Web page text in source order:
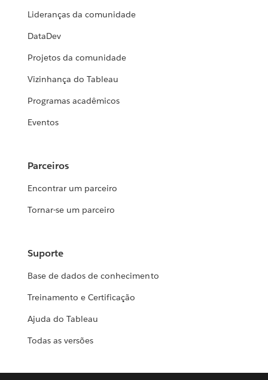
Lideranças da comunidade
DataDev
Projetos da comunidade
Vizinhança do Tableau
Programas acadêmicos
Eventos
Parceiros
Encontrar um parceiro
Tornar-se um parceiro
Suporte
Base de dados de conhecimento
Treinamento e Certificação
Ajuda do Tableau
Todas as versões